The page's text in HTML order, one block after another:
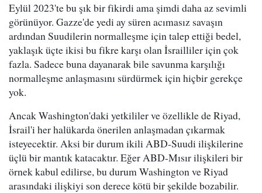
Eylül 2023'te bu şık bir fikirdi ama şimdi daha az sevimli
görünüyor. Gazze'de yedi ay süren acımasız savaşın
ardından Suudilerin normalleşme için talep ettiği bedel,
yaklaşık üçte ikisi bu fikre karşı olan İsrailliler için çok
fazla. Sadece buna dayanarak bile savunma karşılığı
normalleşme anlaşmasını sürdürmek için hiçbir gerekçe
yok.
Ancak Washington'daki yetkililer ve özellikle de Riyad,
İsrail'i her halükarda önerilen anlaşmadan çıkarmak
isteyecektir. Aksi bir durum ikili ABD-Suudi ilişkilerine
üçlü bir mantık katacaktır. Eğer ABD-Mısır ilişkileri bir
örnek kabul edilirse, bu durum Washington ve Riyad
arasındaki ilişkiyi son derece kötü bir şekilde bozabilir.